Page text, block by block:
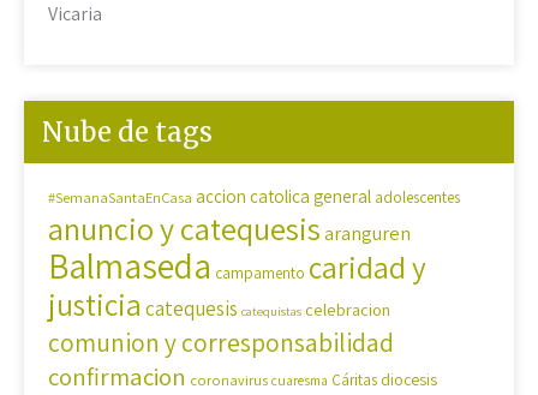
Vicaria
Nube de tags
#SemanaSantaEnCasa accion catolica general adolescentes
anuncio y catequesisaranguren
Balmaseda campamento caridad y
justicia catequesis catequistas celebracion
comunion y corresponsabilidad
confirmacion coronavirus cuaresma Cáritas diocesis